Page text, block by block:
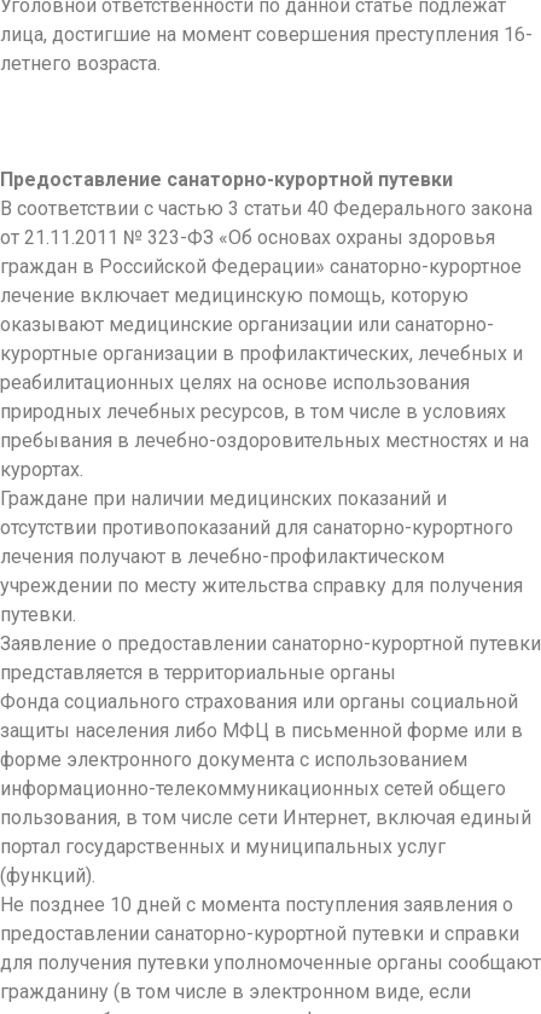
Уголовной ответственности по данной статье подлежат
лица, достигшие на момент совершения преступления 16-
летнего возраста.
Предоставление санаторно-курортной путевки
В соответствии с частью 3 статьи 40 Федерального закона
от 21.11.2011 № 323-ФЗ «Об основах охраны здоровья
граждан в Российской Федерации» санаторно-курортное
лечение включает медицинскую помощь, которую
оказывают медицинские организации или санаторно-
курортные организации в профилактических, лечебных и
реабилитационных целях на основе использования
природных лечебных ресурсов, в том числе в условиях
пребывания в лечебно-оздоровительных местностях и на
курортах.
Граждане при наличии медицинских показаний и
отсутствии противопоказаний для санаторно-курортного
лечения получают в лечебно-профилактическом
учреждении по месту жительства справку для получения
путевки.
Заявление о предоставлении санаторно-курортной путевки
представляется в территориальные органы
Фонда социального страхования или органы социальной
защиты населения либо МФЦ в письменной форме или в
форме электронного документа с использованием
информационно-телекоммуникационных сетей общего
пользования, в том числе сети Интернет, включая единый
портал государственных и муниципальных услуг
(функций).
Не позднее 10 дней с момента поступления заявления о
предоставлении санаторно-курортной путевки и справки
для получения путевки уполномоченные органы сообщают
гражданину (в том числе в электронном виде, если